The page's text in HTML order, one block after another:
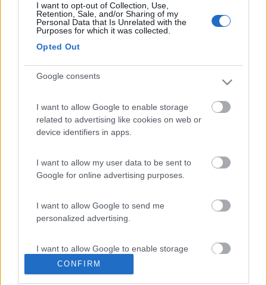
I want to opt-out of Collection, Use,
Retention, Sale, and/or Sharing of my
Personal Data that Is Unrelated with the
Purposes for which it was collected.
Opted Out
Google consents
I want to allow Google to enable storage
related to advertising like cookies on web or
device identifiers in apps.
I want to allow my user data to be sent to
Google for online advertising purposes.
I want to allow Google to send me
personalized advertising.
I want to allow Google to enable storage
related to analytics like cookies on web or
device identifiers in apps.
CONFIRM
-
Inserito il 11/04/2014 alle:
Ciao Seby, io ho un MIller New Jersey, del 2006 2300 jtd e
differenza di molti altri camper entry level di quel livello, non ho
mai riscontrato i problemi che molti amici camperisti mi
molto curati e solidi. Certo non si può pretendere la qualità Arca
o Laika, ma per chi non può permettersi marchi blasonati è un
contattateci pure. Buoni km da giuseppe e Mari[:)][:)]
GinoSerGina
7181